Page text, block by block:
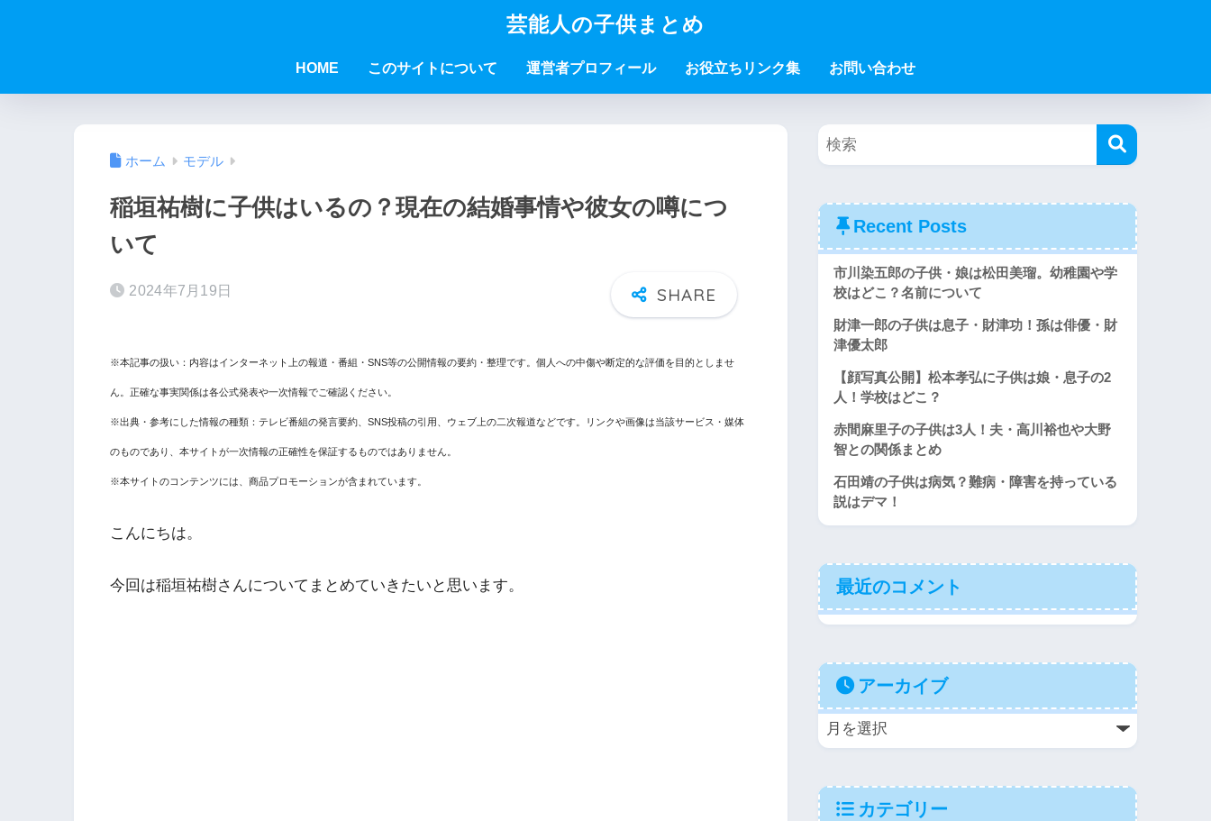
芸能人の子供まとめ
HOME このサイトについて 運営者プロフィール お役立ちリンク集 お問い合わせ
ホーム モデル
稲垣祐樹に子供はいるの？現在の結婚事情や彼女の噂につ
いて
2024年7月19日
※本記事の扱い：内容はインターネット上の報道・番組・SNS等の公開情報の要約・整理です。個人への中傷や断定的な評価を目的としませ
ん。正確な事実関係は各公式発表や一次情報でご確認ください。
※出典・参考にした情報の種類：テレビ番組の発言要約、SNS投稿の引用、ウェブ上の二次報道などです。リンクや画像は当該サービス・媒体
のものであり、本サイトが一次情報の正確性を保証するものではありません。
※本サイトのコンテンツには、商品プロモーションが含まれています。
こんにちは。
今回は稲垣祐樹さんについてまとめていきたいと思います。
Recent Posts
市川染五郎の子供・娘は松田美瑠。幼稚園や学
校はどこ？名前について
財津一郎の子供は息子・財津功！孫は俳優・財
津優太郎
【顔写真公開】松本孝弘に子供は娘・息子の2
人！学校はどこ？
赤間麻里子の子供は3人！夫・高川裕也や大野
智との関係まとめ
石田靖の子供は病気？難病・障害を持っている
説はデマ！
最近のコメント
アーカイブ
カテゴリー